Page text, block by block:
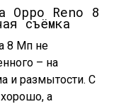
съёмка
8 Мп не
– на
и размытости. С
а